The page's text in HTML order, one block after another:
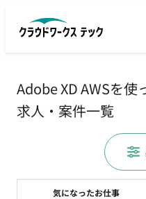
Adobe XD AWSを
求人・案件一覧
気になったお仕事